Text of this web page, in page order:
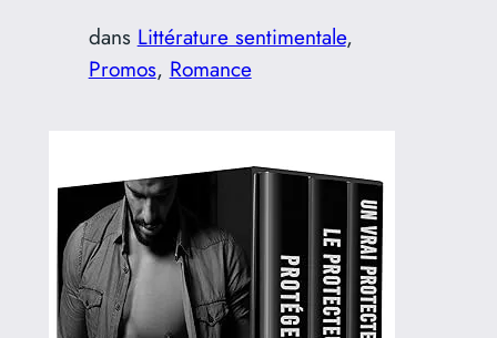
dans Littérature sentimentale
Promos, Romance